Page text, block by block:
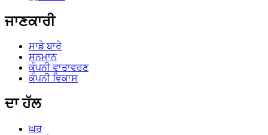
ਜਾਣਕਾਰੀ
ਸਾਡੇ ਬਾਰੇ
ਸਨਮਾਨ
ਕੰਪਨੀ ਵਾਤਾਵਰਣ
ਕੰਪਨੀ ਵਿਕਾਸ
ਦਾ ਹੱਲ
ਘਰ